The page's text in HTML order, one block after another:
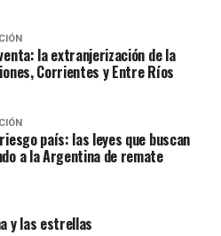
la extranjerización de la
Corrientes y Entre Ríos
país: las leyes que buscan
a la Argentina de remate
y las estrellas